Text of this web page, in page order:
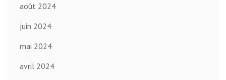
août 2024
juin 2024
mai 2024
avril 2024